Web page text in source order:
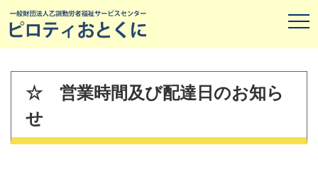
☆ 営業時間及び配達日のお知ら
せ